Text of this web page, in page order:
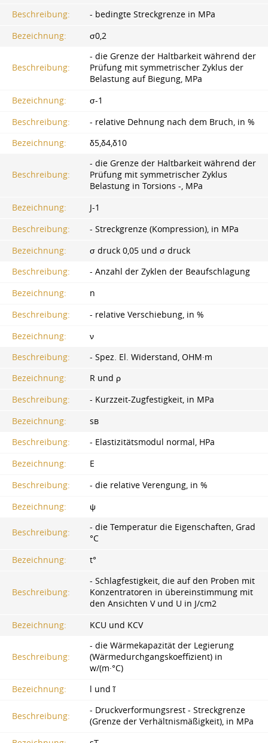
Beschreibung:
- bedingte Streckgrenze in MPa
Bezeichnung:
σ0,2
Beschreibung:
- die Grenze der Haltbarkeit während der
Prüfung mit symmetrischer Zyklus der
Belastung auf Biegung, MPa
Bezeichnung:
σ-1
Beschreibung:
- relative Dehnung nach dem Bruch, in %
Bezeichnung:
δ5,δ4,δ10
Beschreibung:
- die Grenze der Haltbarkeit während der
Prüfung mit symmetrischer Zyklus
Belastung in Torsions -, MPa
Bezeichnung:
J-1
Beschreibung:
- Streckgrenze (Kompression), in MPa
Bezeichnung:
σ druck 0,05 und σ druck
Beschreibung:
- Anzahl der Zyklen der Beaufschlagung
Bezeichnung:
n
Beschreibung:
- relative Verschiebung, in %
Bezeichnung:
ν
Beschreibung:
- Spez. El. Widerstand, OHM·m
Bezeichnung:
R und ρ
Beschreibung:
- Kurzzeit-Zugfestigkeit, in MPa
Bezeichnung:
ѕв
Beschreibung:
- Elastizitätsmodul normal, HPa
Bezeichnung:
E
Beschreibung:
- die relative Verengung, in %
Bezeichnung:
ψ
Beschreibung:
- die Temperatur die Eigenschaften, Grad
°C
Bezeichnung:
t°
Beschreibung:
- Schlagfestigkeit, die auf den Proben mit
Konzentratoren in übereinstimmung mit
den Ansichten V und U in J/cm2
Bezeichnung:
KCU und KCV
Beschreibung:
- die Wärmekapazität der Legierung
(Wärmedurchgangskoeffizient) in
w/(m·°C)
Bezeichnung:
l und ĩ
Beschreibung:
- Druckverformungsrest - Streckgrenze
(Grenze der Verhältnismäßigkeit), in MPa